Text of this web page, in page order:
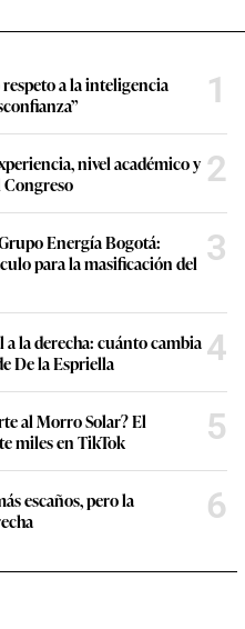
a la inteligencia
1
nivel académico y
Congreso
2
Energía Bogotá:
para la masificación del 3
la derecha: cuánto cambia
De la Espriella
4
al Morro Solar? El
miles en TikTok
5
escaños, pero la
6